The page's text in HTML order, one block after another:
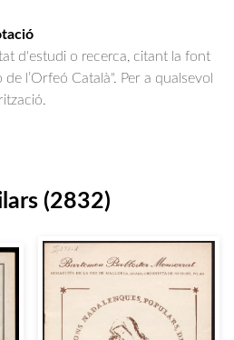
d'estudi o recerca, citant la font
l’Orfeó Català". Per a qualsevol
(2832)